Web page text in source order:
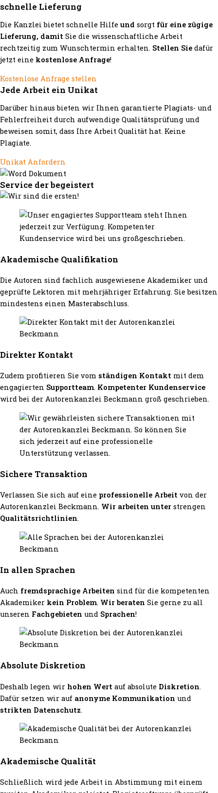
schnelle Lieferung
Die Kanzlei bietet schnelle Hilfe und sorgt für eine zügige
Lieferung, damit Sie die wissenschaftliche Arbeit
rechtzeitig zum Wunschtermin erhalten. Stellen Sie dafür
jetzt eine kostenlose Anfrage!
Kostenlose Anfrage stellen
Jede Arbeit ein Unikat
Darüber hinaus bieten wir Ihnen garantierte Plagiats- und
Fehlerfreiheit durch aufwendige Qualitätsprüfung und
beweisen somit, dass Ihre Arbeit Qualität hat. Keine
Plagiate.
Unikat Anfordern
Service der begeistert
Akademische Qualifikation
Die Autoren sind fachlich ausgewiesene Akademiker und
geprüfte Lektoren mit mehrjähriger Erfahrung. Sie besitzen
mindestens einen Masterabschluss.
Direkter Kontakt
Zudem profitieren Sie vom ständigen Kontakt mit dem
engagierten Supportteam. Kompetenter Kundenservice
wird bei der Autorenkanzlei Beckmann groß geschrieben.
Sichere Transaktion
Verlassen Sie sich auf eine professionelle Arbeit von der
Autorenkanzlei Beckmann. Wir arbeiten unter strengen
Qualitätsrichtlinien.
In allen Sprachen
Auch fremdsprachige Arbeiten sind für die kompetenten
Akademiker kein Problem. Wir beraten Sie gerne zu all
unseren Fachgebieten und Sprachen!
Absolute Diskretion
Deshalb legen wir hohen Wert auf absolute Diskretion.
Dafür setzen wir auf anonyme Kommunikation und
strikten Datenschutz.
Akademische Qualität
Schließlich wird jede Arbeit in Abstimmung mit einem